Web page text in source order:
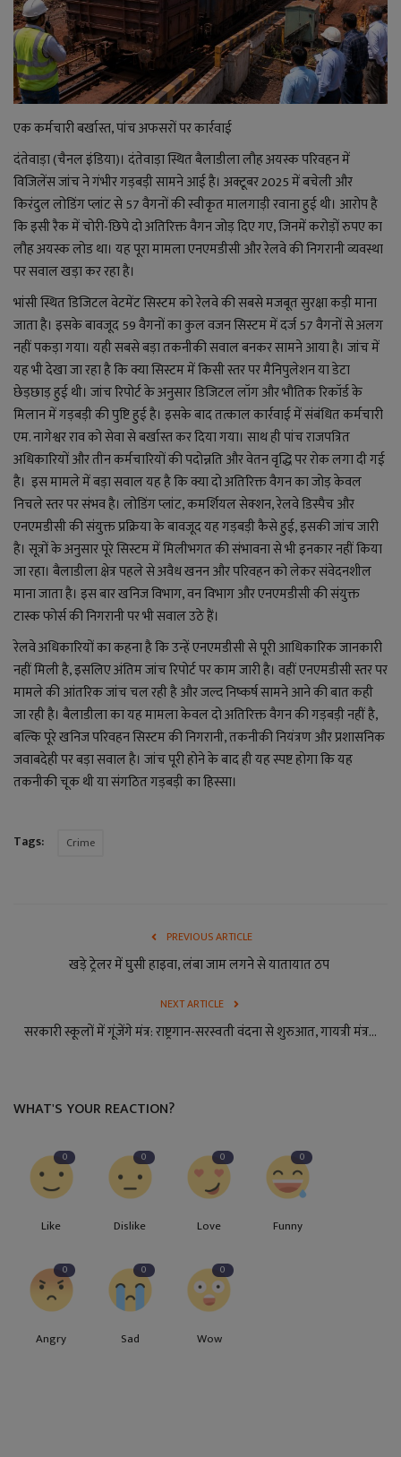
राजनीति
बिजनेस
मनोरंजन
ज्ञान विज्ञान
करिअर
वाद विवाद
संपादकीय
धर्म
लाइफ स्टाइल
जोक्स
सोशल मीडिया
Gallery
एक कर्मचारी बर्खास्त, पांच अफसरों पर कार्रवाई
दंतेवाड़ा (चैनल इंडिया)। दंतेवाड़ा स्थित बैलाडीला लौह अयस्क परिवहन में
विजिलेंस जांच ने गंभीर गड़बड़ी सामने आई है। अक्टूबर 2025 में बचेली और
किरंदुल लोडिंग प्लांट से 57 वैगनों की स्वीकृत मालगाड़ी रवाना हुई थी। आरोप है
कि इसी रैक में चोरी-छिपे दो अतिरिक्त वैगन जोड़ दिए गए, जिनमें करोड़ों रुपए का
लौह अयस्क लोड था। यह पूरा मामला एनएमडीसी और रेलवे की निगरानी व्यवस्था
पर सवाल खड़ा कर रहा है।
भांसी स्थित डिजिटल वेटमेंट सिस्टम को रेलवे की सबसे मजबूत सुरक्षा कड़ी माना
जाता है। इसके बावजूद 59 वैगनों का कुल वजन सिस्टम में दर्ज 57 वैगनों से अलग
नहीं पकड़ा गया। यही सबसे बड़ा तकनीकी सवाल बनकर सामने आया है। जांच में
यह भी देखा जा रहा है कि क्या सिस्टम में किसी स्तर पर मैनिपुलेशन या डेटा
छेड़छाड़ हुई थी। जांच रिपोर्ट के अनुसार डिजिटल लॉग और भौतिक रिकॉर्ड के
मिलान में गड़बड़ी की पुष्टि हुई है। इसके बाद तत्काल कार्रवाई में संबंधित कर्मचारी
एम. नागेश्वर राव को सेवा से बर्खास्त कर दिया गया। साथ ही पांच राजपत्रित
अधिकारियों और तीन कर्मचारियों की पदोन्नति और वेतन वृद्धि पर रोक लगा दी गई
है। इस मामले में बड़ा सवाल यह है कि क्या दो अतिरिक्त वैगन का जोड़ केवल
निचले स्तर पर संभव है। लोडिंग प्लांट, कमर्शियल सेक्शन, रेलवे डिस्पैच और
एनएमडीसी की संयुक्त प्रक्रिया के बावजूद यह गड़बड़ी कैसे हुई, इसकी जांच जारी
है। सूत्रों के अनुसार पूरे सिस्टम में मिलीभगत की संभावना से भी इनकार नहीं किया
जा रहा। बैलाडीला क्षेत्र पहले से अवैध खनन और परिवहन को लेकर संवेदनशील
माना जाता है। इस बार खनिज विभाग, वन विभाग और एनएमडीसी की संयुक्त
टास्क फोर्स की निगरानी पर भी सवाल उठे हैं।
रेलवे अधिकारियों का कहना है कि उन्हें एनएमडीसी से पूरी आधिकारिक जानकारी
नहीं मिली है, इसलिए अंतिम जांच रिपोर्ट पर काम जारी है। वहीं एनएमडीसी स्तर पर
मामले की आंतरिक जांच चल रही है और जल्द निष्कर्ष सामने आने की बात कही
जा रही है। बैलाडीला का यह मामला केवल दो अतिरिक्त वैगन की गड़बड़ी नहीं है,
बल्कि पूरे खनिज परिवहन सिस्टम की निगरानी, तकनीकी नियंत्रण और प्रशासनिक
जवाबदेही पर बड़ा सवाल है। जांच पूरी होने के बाद ही यह स्पष्ट होगा कि यह
तकनीकी चूक थी या संगठित गड़बड़ी का हिस्सा।
Tags: Crime
PREVIOUS ARTICLE
खड़े ट्रेलर में घुसी हाइवा, लंबा जाम लगने से यातायात ठप
NEXT ARTICLE
सरकारी स्कूलों में गूंजेंगे मंत्र: राष्ट्रगान-सरस्वती वंदना से शुरुआत, गायत्री मंत्र...
WHAT'S YOUR REACTION?
0
Like
0
Dislike
0
Love
0
Funny
0
Angry
0
Sad
0
Wow